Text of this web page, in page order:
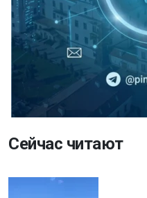
Сейчас читают